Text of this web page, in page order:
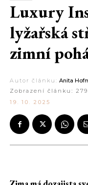
Luxury
lyžařská
zimní
Autor článku: Anita
Zobrazení článku:
19. 10. 2025